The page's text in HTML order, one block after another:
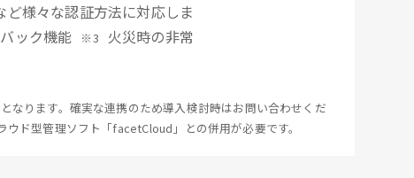
ど様々な認証方法に対応しま
ック機能
※3
火災時の非常
ります。確実な連携のため導入検討時はお問い合わせくだ
ド型管理ソフト「facetCloud」との併用が必要です。